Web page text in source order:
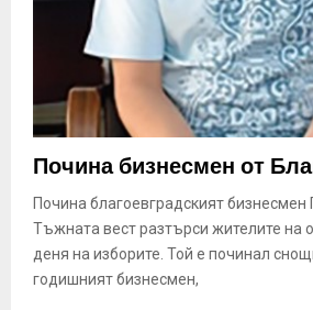
Почина бизнесмен от
Почина благоевградският бизнесмен
Тъжната вест разтърси жителите на
деня на изборите. Той е починал
годишният бизнесмен,